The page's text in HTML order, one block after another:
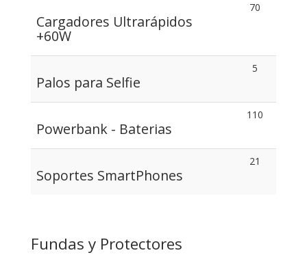
Cargadores Ultrarápidos
+60W
70
Palos para Selfie
5
Powerbank - Baterias
110
Soportes SmartPhones
21
Fundas y Protectores